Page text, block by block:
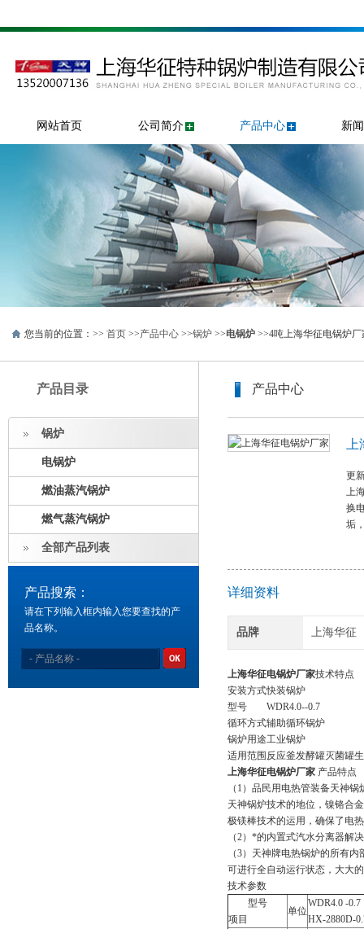
网站首页 公司简介 产品中心 新
您当前的位置：>> 首页 >>产品中心 >>锅炉 >>电锅炉 >>4吨上海华征电锅炉厂
产品目录
锅炉
电锅炉
燃油蒸汽锅炉
燃气蒸汽锅炉
全部产品列表
产品搜索：
请在下列输入框内输入您要查找的产
品名称。
产品中心
更
上
换
垢
详细资料
品牌 上海华征
上海华征电锅炉厂家技术特点
安装方式快装锅炉
型号
WDR4.0--0.7
循环方式辅助循环锅炉
锅炉用途工业锅炉
适用范围 反应釜发酵罐灭菌罐
上海华征电锅炉厂家 产品特点
（1）品民用电热管装备天神
天神锅炉技术的地位，镍铬合
极镁棒技术的运用，确保了电
（2）*的内置式汽水分离器解
（3）天神牌电热锅炉的所有
可进行全自动运行状态，大大
技术参数
型号
项目
单位
WDR4.0 -0.7
HX-2880D-